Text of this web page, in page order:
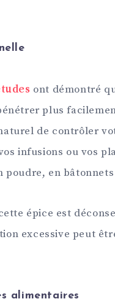
ont démontré
plus
de contrôler
infusions ou vos
poudre, en
épice est
excessive peut
alimentaires